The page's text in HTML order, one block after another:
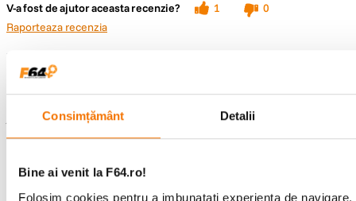
Consimțământ Detalii
Bine ai venit la F64.ro!
Folosim cookies pentru a imbunatati experienta de
V-a fost de ajutor aceasta recenzie? 1
0
Raporteaza recenzia
Întrebări și răspunsuri
Nu găsești răspunsul pe care îl cauți?
Pune o întrebare